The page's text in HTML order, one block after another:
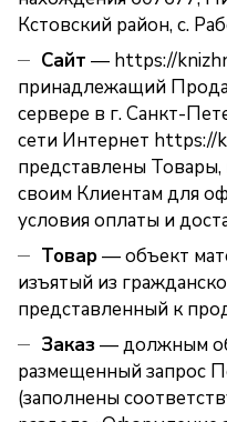
Кстовский район, с.
Сайт — https://
принадлежащий
сервере в г. Санкт-
сети Интернет https://
представлены
своим Клиентам для
условия оплаты и
Товар— объект
изъятый из
представленный к
Заказ— должным
размещенный запрос
(заполнены